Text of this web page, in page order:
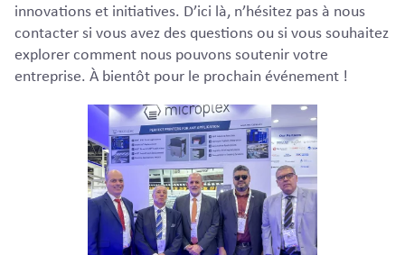
innovations et initiatives. D’ici là, n’hésitez pas à nous
contacter si vous avez des questions ou si vous souhaitez
explorer comment nous pouvons soutenir votre
entreprise. À bientôt pour le prochain événement !